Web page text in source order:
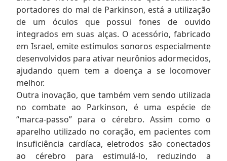
portadores do mal de Parkinson, está a utilização
de um óculos que possui fones de ouvido
integrados em suas alças. O acessório, fabricado
em Israel, emite estímulos sonoros especialmente
desenvolvidos para ativar neurônios adormecidos,
ajudando quem tem a doença a se locomover
melhor.
Outra inovação, que também vem sendo utilizada
no combate ao Parkinson, é uma espécie de
“marca-passo” para o cérebro. Assim como o
aparelho utilizado no coração, em pacientes com
insuficiência cardíaca, eletrodos são conectados
ao cérebro para estimulá-lo, reduzindo a